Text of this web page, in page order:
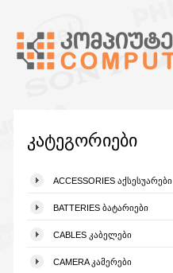
კატეგორიები
ACCESSORIES ᲐᲥᲡᲔᲡᲣᲐᲠᲔᲑᲘ
BATTERIES ᲑᲐᲢᲐᲠᲘᲔᲑᲘ
CABLES ᲙᲐᲑᲔᲚᲔᲑᲘ
CAMERA ᲙᲐᲛᲔᲠᲔᲑᲘ